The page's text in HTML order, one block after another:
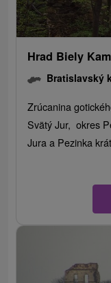
Hrad Biely
Bratislavský
Zrúcanina
Svätý Jur, okres
Jura a Pezinka